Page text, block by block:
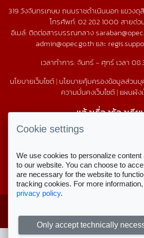
319 วังจันทรเกษม ถนนราชดำเนินนอก แขวง
โทรศัพท์:02 282 1000 สายด่ว
อีเมล์: ติดต่อสารบรรณกลาง
admin@opec.go.th และ
เวลาทำการ: จันทร์ - ศุกร์ เวลา
นโยบายเว็บไซต์| นโยบายคุ้มครองข้อมูลส่วน
ความมั่นคงเว็บไซต์| แผนผัง
แจ้งเรื่องร้องเรีย
1579
สถิติการใช้งานเว็บไซ
สถิติการเข้าชม
ส่งเสริมการศึกษาเอกชน
Cookie settings
We use cookies to personalize content
to our website. You can choose to
are necessary for the website to
tracking cookies. For more
privacy policy.
Only accept technically